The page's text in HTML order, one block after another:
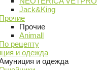
Jack&King
Прочие
Прочие
Animall
По рецепту
и одежда
и одежда